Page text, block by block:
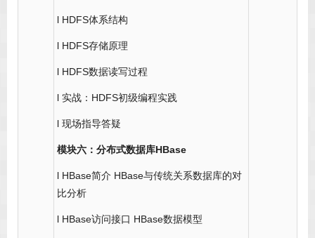
l HDFS体系结构
l HDFS存储原理
l HDFS数据读写过程
l 实战：HDFS初级编程实践
l 现场指导答疑
模块六：分布式数据库HBase
l HBase简介 HBase与传统关系数据库的对
比分析
l HBase访问接口 HBase数据模型